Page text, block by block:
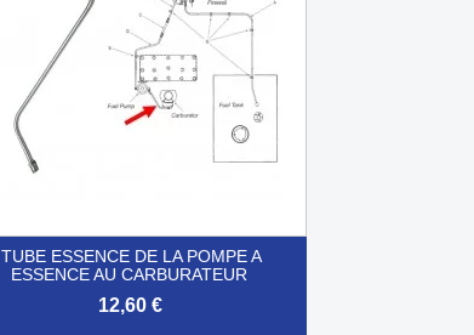
TUBE ESSENCE DE LA POMPE A
ESSENCE AU CARBURATEUR
12,60 €